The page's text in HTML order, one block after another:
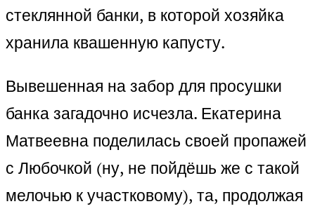
стеклянной банки, в которой хозяйка
хранила квашенную капусту.
Вывешенная на забор для просушки
банка загадочно исчезла. Екатерина
Матвеевна поделилась своей пропажей
с Любочкой (ну, не пойдёшь же с такой
мелочью к участковому), та, продолжая